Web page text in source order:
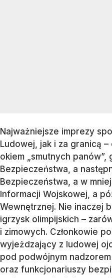
Najważniejsze imprezy
Ludowej, jak i za granicą
okiem „smutnych panów”,
Bezpieczeństwa, a
Bezpieczeństwa, a w
Informacji Wojskowej, a
Wewnętrznej. Nie inaczej
igrzysk olimpijskich –
i zimowych. Członkowie
wyjeżdzający z ludowej
pod podwójnym
oraz funkcjonariuszy